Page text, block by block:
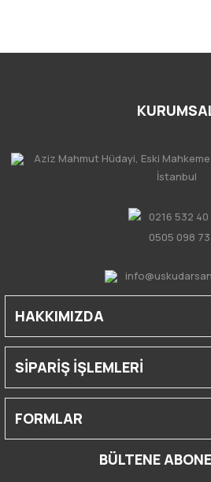
Aziz Mahmut Hüdayi, Eski
İstanbul
0216 532 40
0505 098
HAKKIMIZDA
SİPARİŞ İŞLEMLERİ
FORMLAR
BÜLTENE